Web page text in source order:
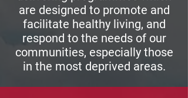
are designed to promote and
facilitate healthy living, and
respond to the needs of our
communities, especially those
in the most deprived areas.